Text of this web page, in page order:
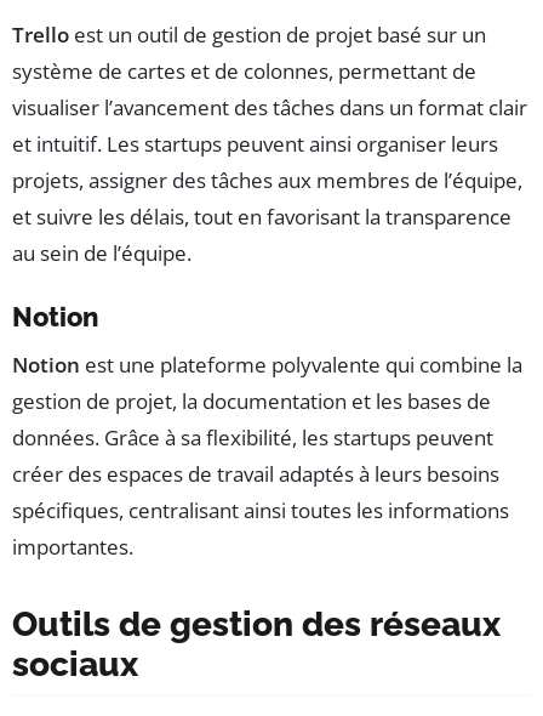
Trello est un outil de gestion de projet basé sur un
système de cartes et de colonnes, permettant de
visualiser l’avancement des tâches dans un format clair
et intuitif. Les startups peuvent ainsi organiser leurs
projets, assigner des tâches aux membres de l’équipe,
et suivre les délais, tout en favorisant la transparence
au sein de l’équipe.
Notion
Notion est une plateforme polyvalente qui combine la
gestion de projet, la documentation et les bases de
données. Grâce à sa flexibilité, les startups peuvent
créer des espaces de travail adaptés à leurs besoins
spécifiques, centralisant ainsi toutes les informations
importantes.
Outils de gestion des réseaux
sociaux